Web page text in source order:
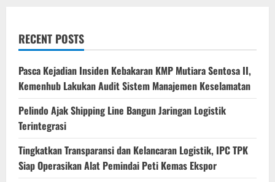
RECENT POSTS
Pasca Kejadian Insiden Kebakaran KMP Mutiara Sentosa II,
Kemenhub Lakukan Audit Sistem Manajemen Keselamatan
Pelindo Ajak Shipping Line Bangun Jaringan Logistik
Terintegrasi
Tingkatkan Transparansi dan Kelancaran Logistik, IPC TPK
Siap Operasikan Alat Pemindai Peti Kemas Ekspor